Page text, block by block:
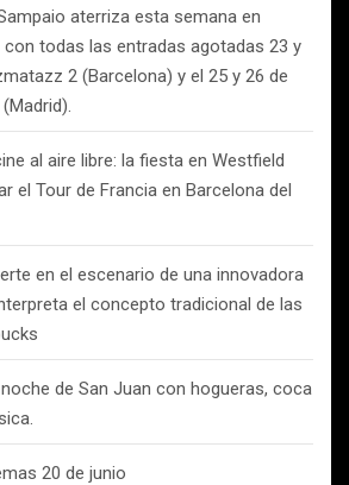
aterriza esta semana en
con todas las entradas agotadas 23 y
2 (Barcelona) y el 25 y 26 de
al aire libre: la fiesta en Westfield
el Tour de Francia en Barcelona del
en el escenario de una innovadora
el concepto tradicional de las
de San Juan con hogueras, coca
20 de junio